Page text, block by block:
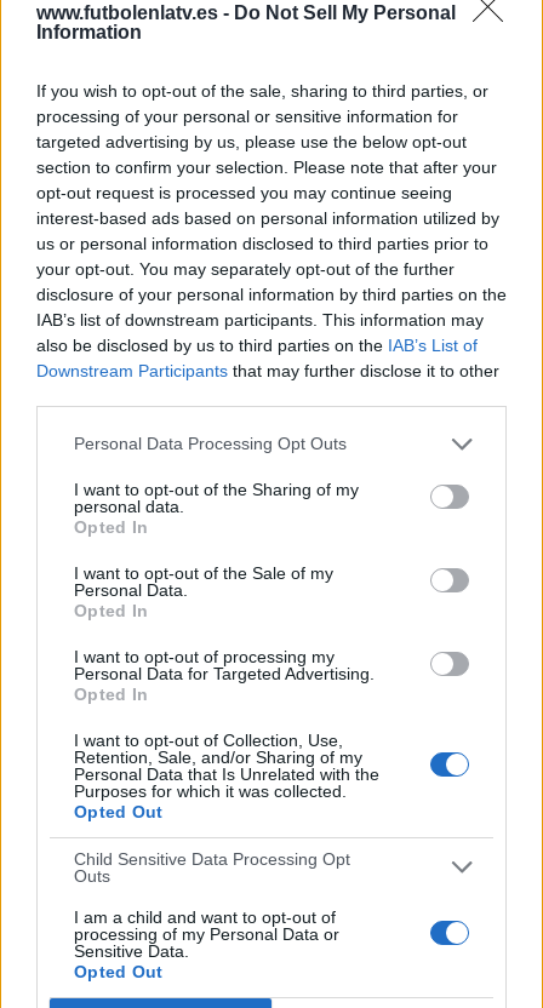
www.futbolenlatv.es - Do Not Sell My Personal
Information
If you wish to opt-out of the sale, sharing to third parties, or
processing of your personal or sensitive information for
targeted advertising by us, please use the below opt-out
section to confirm your selection. Please note that after your
opt-out request is processed you may continue seeing
interest-based ads based on personal information utilized by
us or personal information disclosed to third parties prior to
your opt-out. You may separately opt-out of the further
disclosure of your personal information by third parties on the
IAB’s list of downstream participants. This information may
also be disclosed by us to third parties on the IAB’s List of
Downstream Participants that may further disclose it to other
Personal Data Processing Opt Outs
I want to opt-out of the Sharing of my
personal data.
Opted In
I want to opt-out of the Sale of my
Personal Data.
Opted In
I want to opt-out of processing my
Personal Data for Targeted Advertising.
Opted In
I want to opt-out of Collection, Use,
Retention, Sale, and/or Sharing of my
Personal Data that Is Unrelated with the
Purposes for which it was collected.
Opted Out
Child Sensitive Data Processing Opt
Outs
I am a child and want to opt-out of
processing of my Personal Data or
Sensitive Data.
Opted Out
TELEVISIÓN EN ESPAÑA
A fecha de hoy06/08/2026y desde que esta web recoge los datos
estadísticos de cuándo y dónde se televisan los partidos de Fútboldel
equipoGuaranien España, que fue el09/02/2013, podemos dar los
siguientes datos:
185
PARTIDOS TELEVISADOS
0 partidos en abierto
185 partidos de pago
100%
RANKING POR CANALES
Fanatiz
M+ Deportes 2
1 (0,54%)
Movistar Fútbol
Ver ranking completo
DÍAS
4925
PARTIDOS
185
CONSECUTIVOS
91 partidos de visitante